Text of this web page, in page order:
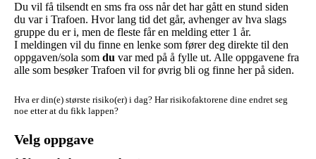
Du vil få tilsendt en sms fra oss når det har gått en stund siden
du var i Trafoen. Hvor lang tid det går, avhenger av hva slags
gruppe du er i, men de fleste får en melding etter 1 år.
I meldingen vil du finne en lenke som fører deg direkte til den
oppgaven/sola som du var med på å fylle ut. Alle oppgavene fra
alle som besøker Trafoen vil for øvrig bli og finne her på siden.
Hva er din(e) største risiko(er) i dag? Har risikofaktorene dine endret seg
noe etter at du fikk lappen?
Velg oppgave